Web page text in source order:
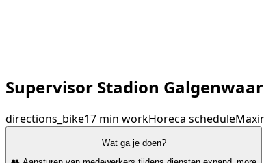
Supervisor Stadion
directions_bike17 min workHoreca schedule
Wat ga je doen?